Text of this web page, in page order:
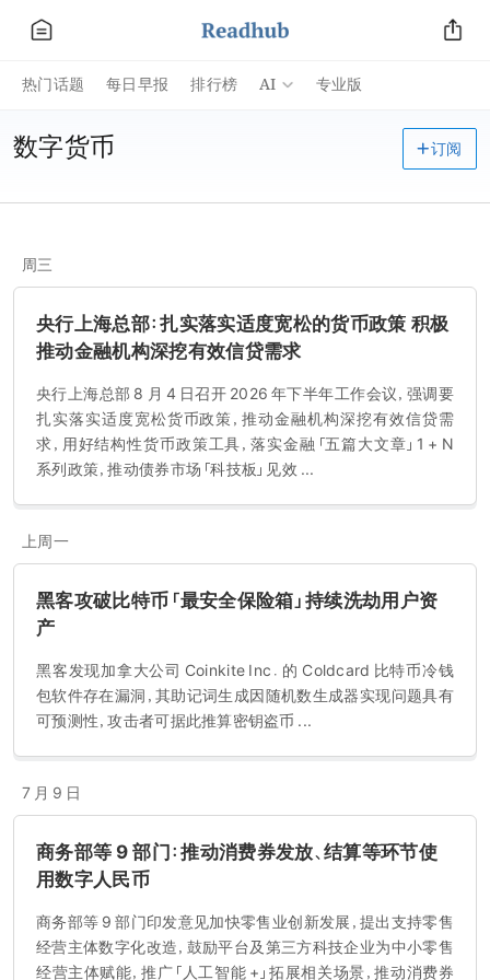
热门话题 每日早报 排行榜 AI 专业版
数字货币 订阅
周三
央行上海总部：扎实落实适度宽松的货币政策 积极
推动金融机构深挖有效信贷需求
央行上海总部 8 月 4 日召开 2026 年下半年工作会议，强调要
扎实落实适度宽松货币政策，推动金融机构深挖有效信贷需
求，用好结构性货币政策工具，落实金融「五篇大文章」1 + N
系列政策，推动债券市场「科技板」见效 ...
上周一
黑客攻破比特币「最安全保险箱」持续洗劫用户资
产
黑客发现加拿大公司 Coinkite Inc．的 Coldcard 比特币冷钱
包软件存在漏洞，其助记词生成因随机数生成器实现问题具有
可预测性，攻击者可据此推算密钥盗币 ...
7 月 9 日
商务部等 9 部门：推动消费券发放、结算等环节使
用数字人民币
商务部等 9 部门印发意见加快零售业创新发展，提出支持零售
经营主体数字化改造，鼓励平台及第三方科技企业为中小零售
经营主体赋能，推广「人工智能 +」拓展相关场景，推动消费券